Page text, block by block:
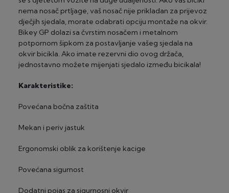
Maestro®/Visa (Privredna banka Zagreb)
2-24 rate, minimalni iznos 100 €
MasterCard®/Visa (Zagrebačka banka)
2-24 rate, minimalni iznos 100 €
2-24 rate, minimalni iznos 100 €
za fitness spravu multigym i traku za trčanje – 30€
po komadu
ROK DOSTAVE
2 – 3 radna dana za artikle "na zalihi" (za glomaznu robu
do 5 radnih dana) - izuzetak su dostave na otoke
nema nosač prtljage, vaš nosač nije prikladan za prijevoz
dječjih sjedala, morate odabrati opciju montaže na okvir.
Bikey GP dolazi sa čvrstim nosačem i metalnom
potpornom šipkom za postavljanje vašeg sjedala na
okvir bicikla. Ako imate rezervni dio ovog držača,
jednostavno možete mijenjati sjedalo između bicikala!
Karakteristike:
Povećana bočna zaštita
Mekan i periv jastuk
Ergonomski oblik za korištenje kacige
Povećana sigurnost
Dodatni pojas za sigurnosni okvir